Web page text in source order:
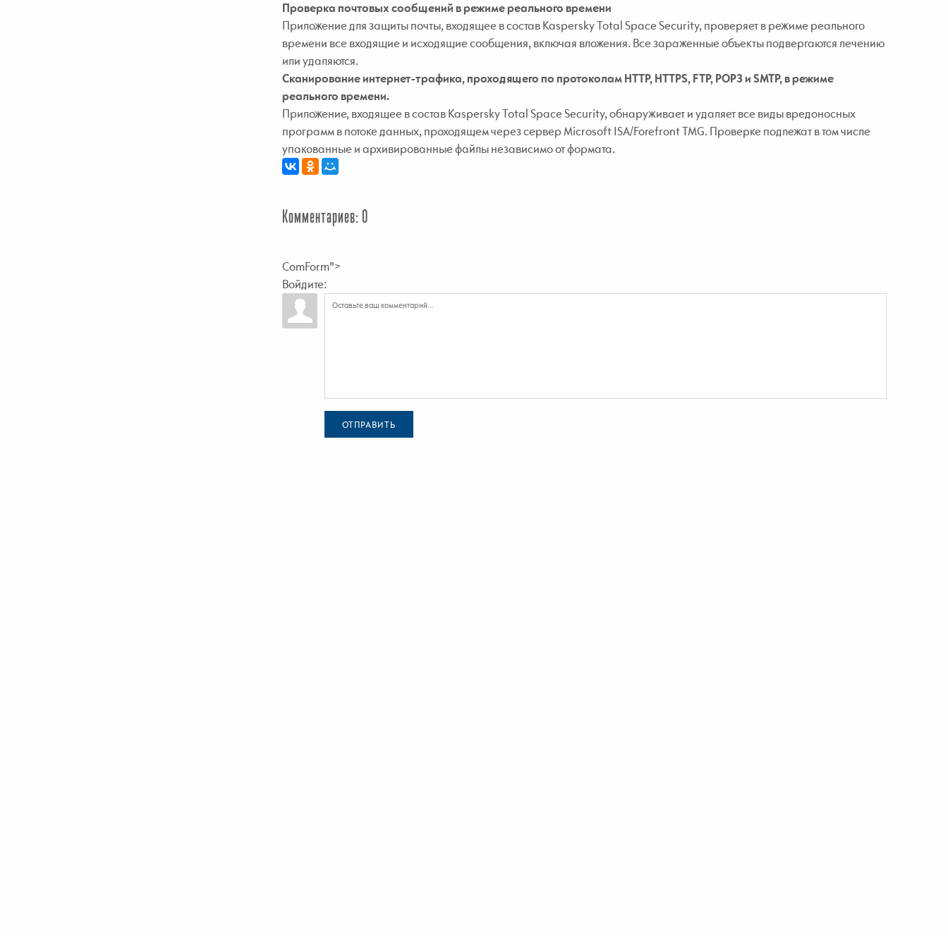
Проверка почтовых сообщений в режиме реального времени
Приложение для защиты почты, входящее в состав Kaspersky Total Space Security, проверяет в режиме реального
времени все входящие и исходящие сообщения, включая вложения. Все зараженные объекты подвергаются лечению
или удаляются.
Сканирование интернет-трафика, проходящего по протоколам HTTP, HTTPS, FTP, POP3 и SMTP, в режиме
реального времени.
Приложение, входящее в состав Kaspersky Total Space Security, обнаруживает и удаляет все виды вредоносных
программ в потоке данных, проходящем через сервер Microsoft ISA/Forefront TMG. Проверке подлежат в том числе
упакованные и архивированные файлы независимо от формата.
Комментариев: 0
ComForm">
Войдите:
ОТПРАВИТЬ